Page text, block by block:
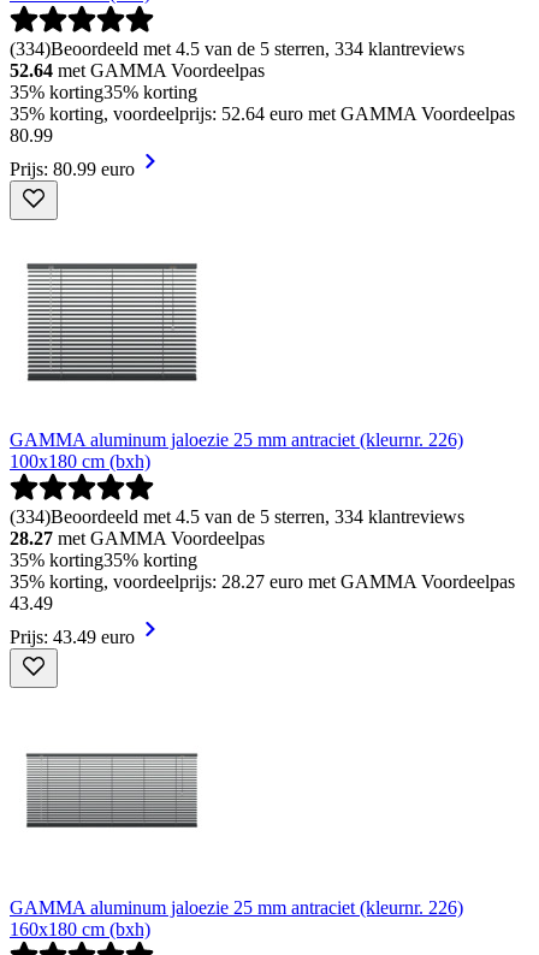
(334)Beoordeeld met 4.5 van de 5 sterren, 334 klantreviews
52.64 met GAMMA Voordeelpas
35% korting35% korting
35% korting, voordeelprijs: 52.64 euro met GAMMA Voordeelpas
80.99
Prijs: 80.99 euro
GAMMA aluminum jaloezie 25 mm antraciet (kleurnr. 226)
100x180 cm (bxh)
(334)Beoordeeld met 4.5 van de 5 sterren, 334 klantreviews
28.27 met GAMMA Voordeelpas
35% korting35% korting
35% korting, voordeelprijs: 28.27 euro met GAMMA Voordeelpas
43.49
Prijs: 43.49 euro
GAMMA aluminum jaloezie 25 mm antraciet (kleurnr. 226)
160x180 cm (bxh)